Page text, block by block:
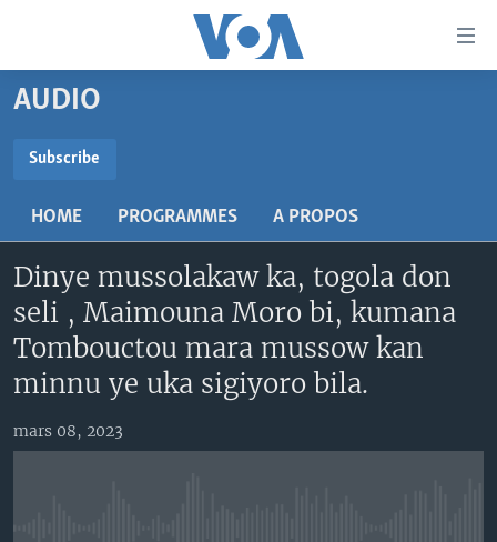
Menu
principal
navigation
principale
Retour
recherche
MALI KURA
RADIO
AN BA FO!
FARAFINA FOLI
Learning English
SUIVEZ-NOUS
AUDIO
Subscribe
S'abonner
HOME PROGRAMMES A PROPOS
Dinye mussolakaw ka, togola don
seli , Maimouna Moro bi, kumana
Tombouctou mara mussow kan
minnu ye uka sigiyoro bila.
mars 08, 2023